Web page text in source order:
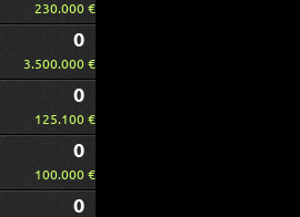
230.000 €
0
3.500.000 €
0
125.100 €
0
100.000 €
0